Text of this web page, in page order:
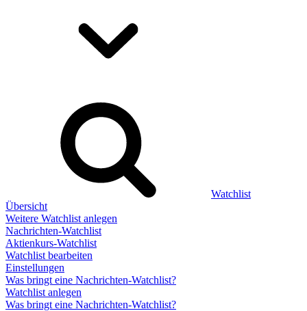
Watchlist
Übersicht
Weitere Watchlist anlegen
Nachrichten-Watchlist
Aktienkurs-Watchlist
Watchlist bearbeiten
Einstellungen
Was bringt eine Nachrichten-Watchlist?
Watchlist anlegen
Was bringt eine Nachrichten-Watchlist?